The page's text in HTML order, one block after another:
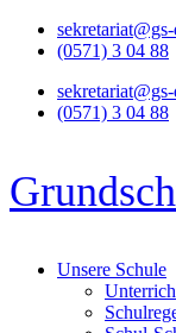
(0571) 3 04 88
(0571) 3 04 88
Unsere Schule